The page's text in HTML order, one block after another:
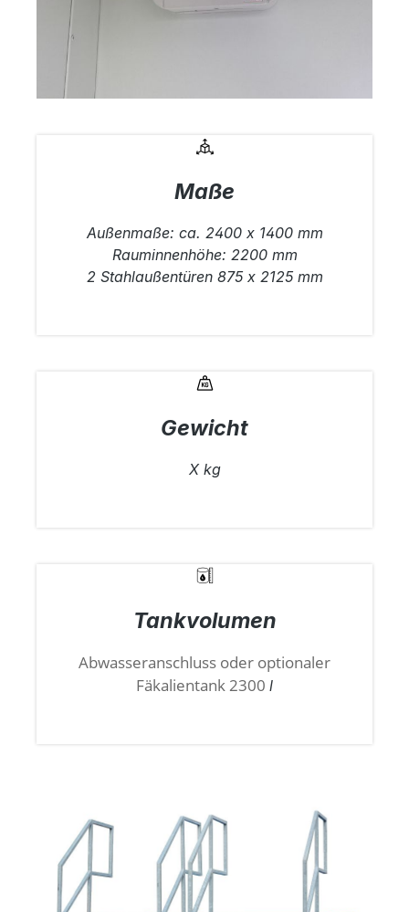
Maße
Außenmaße: ca. 2400 x 1400 mm
Rauminnenhöhe: 2200 mm
2 Stahlaußentüren 875 x 2125 mm
Gewicht
X kg
Tankvolumen
Abwasseranschluss oder optionaler
Fäkalientank 2300 l